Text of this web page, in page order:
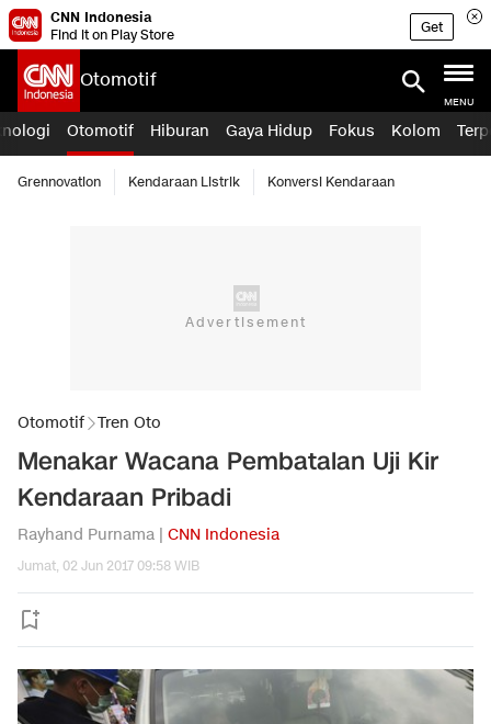
CNN Indonesia
Find it on Play Store
Get
Otomotif
MENU
Otomotif Hiburan Gaya Hidup Fokus Kolom
Grennovation Kendaraan Listrik Konversi Kendaraan
Otomotif Tren Oto
Menakar Wacana Pembatalan Uji Kir
Kendaraan Pribadi
Rayhand Purnama | CNN Indonesia
Jumat, 02 Jun 2017 09:58 WIB